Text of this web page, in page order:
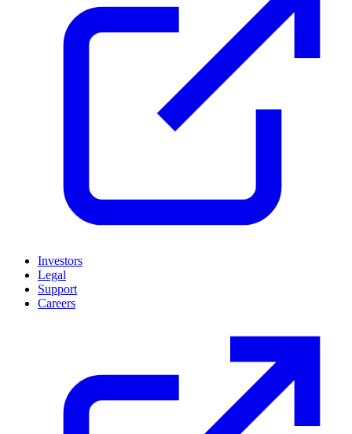
Investors
Legal
Support
Careers